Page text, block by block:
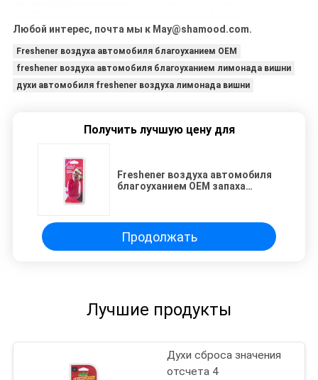
Любой интерес, почта мы к May@shamood.com.
Freshener воздуха автомобиля благоуханием OEM
freshener воздуха автомобиля благоуханием лимонада вишни
духи автомобиля freshener воздуха лимонада вишни
Получить лучшую цену для
Freshener воздуха автомобиля
благоуханием OEM запаха
Продолжать
Лучшие продукты
Духи сброса значения
отсчета 4